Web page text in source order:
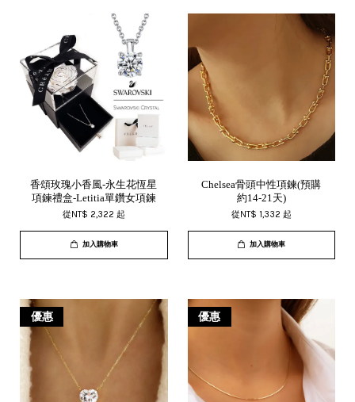
香頌玫瑰小香風-永生花恆星
項鍊禮盒-Letitia單鑽女項鍊
從NT$ 2,322 起
加入購物車
Chelsea骨頭中性項鍊(預購
約14-21天)
從NT$ 1,332 起
加入購物車
優惠 優惠